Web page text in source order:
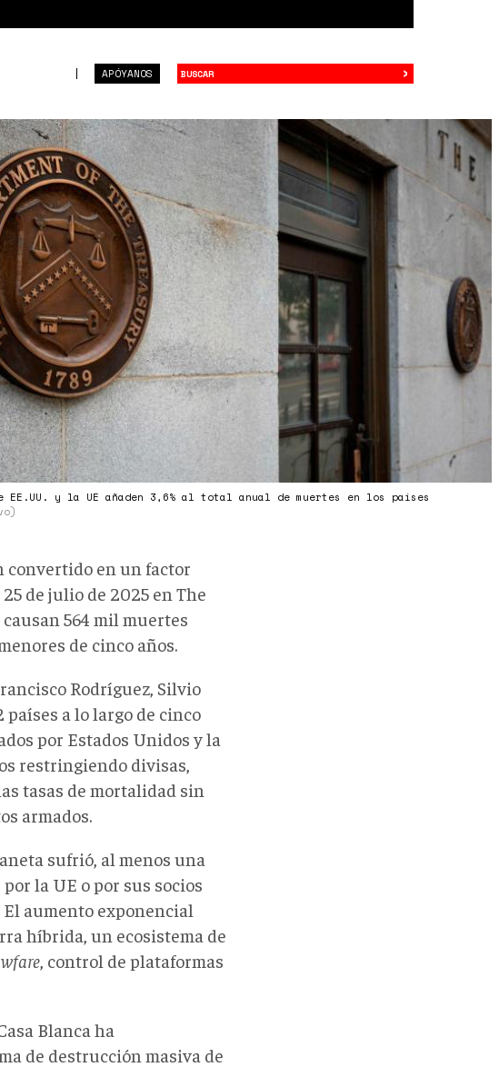
APÓYANOS ›
EE.UU. y la UE añaden 3,6% al total anual de muertes en los países
convertido en un factor
de julio de 2025 en The
564 mil muertes
de cinco años.
Rodríguez, Silvio
países a lo largo de cinco
por Estados Unidos y la
restringiendo divisas,
tasas de mortalidad sin
armados.
sufrió, al menos una
la UE o por sus socios
El aumento exponencial
híbrida, un ecosistema de
, control de plataformas
Blanca ha
de destrucción masiva de